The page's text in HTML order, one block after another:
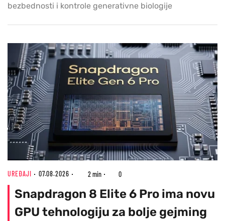
bezbednosti i kontrole generativne biologije
UREĐAJI 07.08.2026 2 min 0
Snapdragon 8 Elite 6 Pro ima novu
GPU tehnologiju za bolje gejming